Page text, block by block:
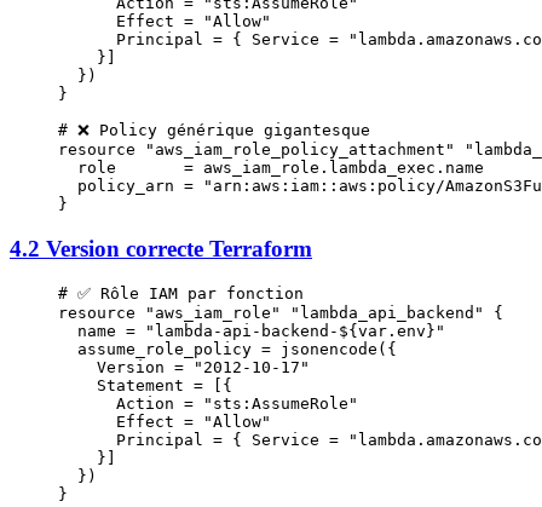
      Effect
= "Allow"
      Principal
= { Service =
    }]
  })
}
# ❌ Policy générique gigantesque
resource "aws_iam_role_policy_attachment"
  role
       =
aws_iam_role . lambda_exec . name
  policy_arn
= "arn:aws:iam::aws:policy/
}
4.2 Version correcte Terraform
# ✅ Rôle IAM par fonction
resource "aws_iam_role" "lambda_api_backend"
{
  name
= "lambda-api-backend- ${ var . env } "
  assume_role_policy
= jsonencode ({
    Version
= "2012-10-17"
    Statement
= [{
      Action
= "sts:AssumeRole"
      Effect
= "Allow"
      Principal
= { Service =
    }]
  })
}